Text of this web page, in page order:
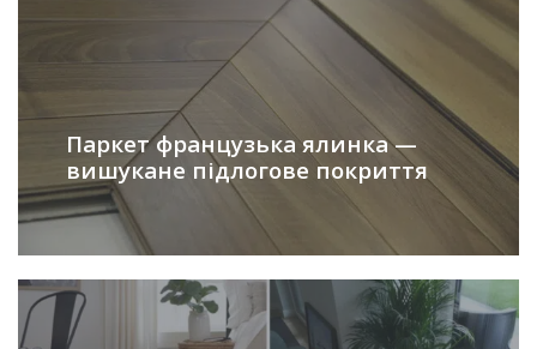
Паркет французька ялинка —
вишукане підлогове покриття